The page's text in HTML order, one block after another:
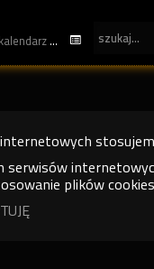
kalendarz
serwisów
plików